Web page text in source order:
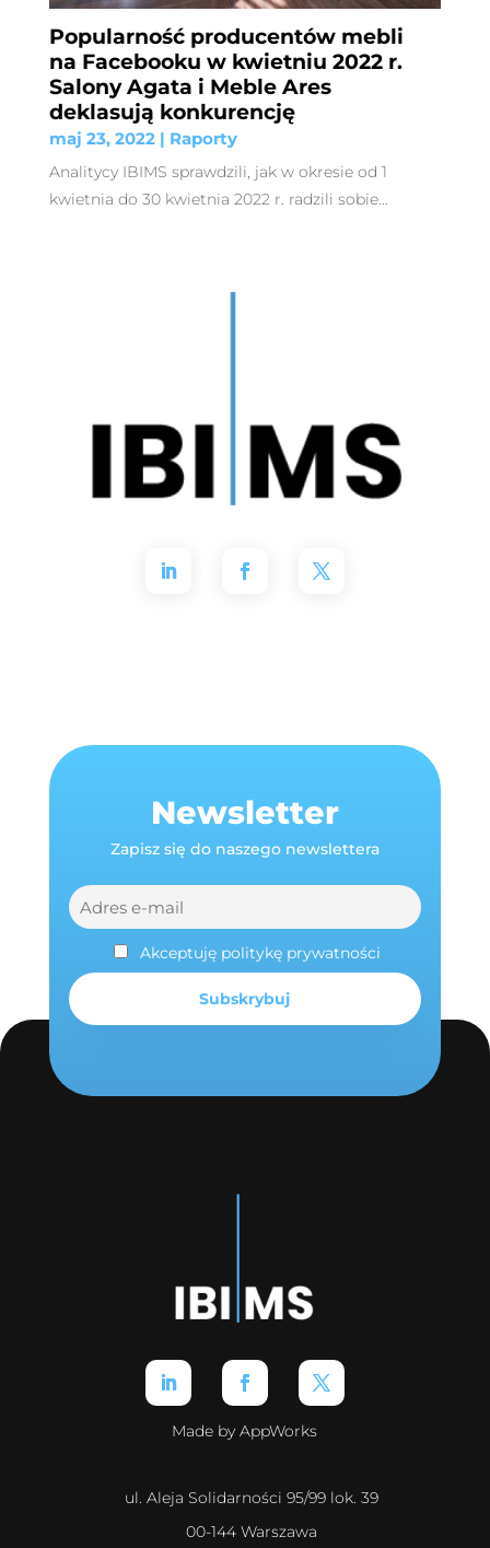
Popularność producentów mebli
na Facebooku w kwietniu 2022 r.
Salony Agata i Meble Ares
deklasują konkurencję
maj 23, 2022| Raporty
Analitycy IBIMS sprawdzili, jak w okresie od 1
kwietnia do 30 kwietnia 2022 r. radzili sobie...
Newsletter
Zapisz się do naszego newslettera
Akceptuję politykę prywatności
Made by AppWorks
ul. Aleja Solidarności 95/99 lok. 39
00-144 Warszawa